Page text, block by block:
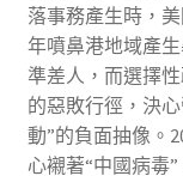
落事務產生時，
年噴鼻港地域產
準差人，而選擇
的惡敗行徑，決
動”的負面抽像。
心襯著“中國病毒